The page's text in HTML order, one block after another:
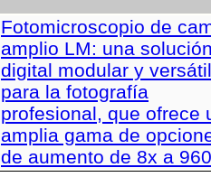
Fotomicroscopio de
amplio LM: una
digital modular y versátil
para la fotografía
profesional, que ofrece
amplia gama de
de aumento de 8x a